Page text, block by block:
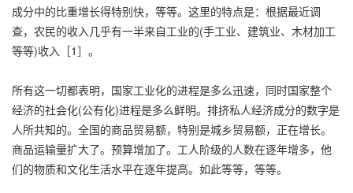
成分中的比重增长得特别快，等等。这里的特点是：根据最近调
查，农民的收入几乎有一半来自工业的(手工业、建筑业、木材加工
等等)收入［1］。
所有这一切都表明，国家工业化的进程是多么迅速，同时国家整个
经济的社会化(公有化)进程是多么鲜明。排挤私人经济成分的数字是
人所共知的。全国的商品贸易额，特别是城乡贸易额，正在增长。
商品运输量扩大了。预算增加了。工人阶级的人数在逐年增多，他
们的物质和文化生活水平在逐年提高。如此等等，等等。